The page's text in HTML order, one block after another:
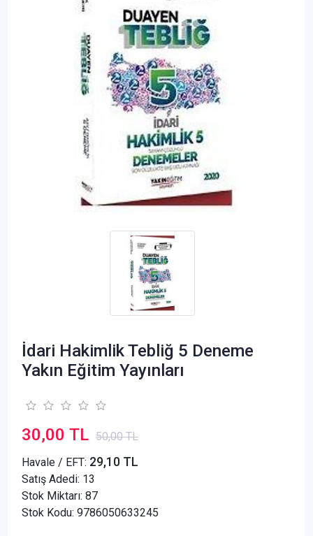
İdari Hakimlik Tebliğ 5 Deneme
Yakın Eğitim Yayınları
30,00 TL 50,00 TL
Havale / EFT: 29,10 TL
Satış Adedi: 13
Stok Miktarı: 87
Stok Kodu: 9786050633245